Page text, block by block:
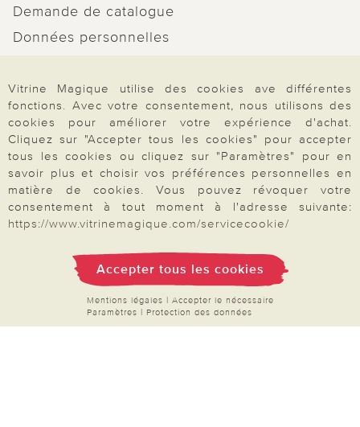
Demande de catalogue
Données personnelles
Rétractation
Paiement & Livraison
Besoin d'aide?
Vitrine Magique utilise des cookies ave différentes
fonctions. Avec votre consentement, nous utilisons des
cookies pour améliorer votre expérience d'achat.
Cliquez sur "Accepter tous les cookies" pour accepter
tous les cookies ou cliquez sur "Paramètres" pour en
savoir plus et choisir vos préférences personnelles en
matière de cookies. Vous pouvez révoquer votre
consentement à tout moment à l'adresse suivante:
https://www.vitrinemagique.com/servicecookie/
Accepter tous les cookies
Mentions légales | Accepter le nécessaire
Paramètres | Protection des données